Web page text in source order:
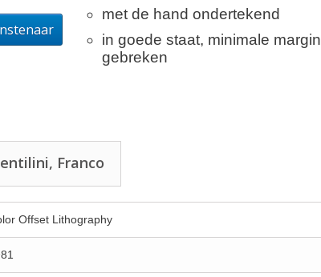
met de hand ondertekend
in goede staat, minimale
gebreken
Franco
Offset Lithography